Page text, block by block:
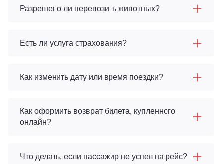
Разрешено ли перевозить животных?
Есть ли услуга страхования?
Как изменить дату или время поездки?
Как оформить возврат билета, купленного
онлайн?
Что делать, если пассажир не успел на рейс?